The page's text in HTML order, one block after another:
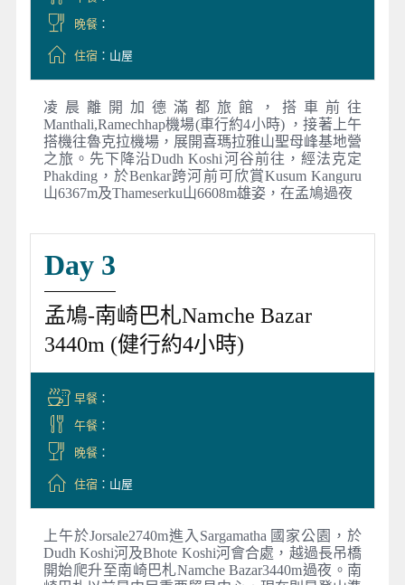
晚餐：
住宿：山屋
凌晨離開加德滿都旅館，搭車前往
Manthali,Ramechhap機場(車行約4小時) ，接著上午
搭機往魯克拉機場，展開喜瑪拉雅山聖母峰基地營
之旅。先下降沿Dudh Koshi河谷前往，經法克定
Phakding，於Benkar跨河前可欣賞Kusum Kanguru
山6367m及Thameserku山6608m雄姿，在孟鳩過夜
Day 3
孟鳩-南崎巴札Namche Bazar
3440m (健行約4小時)
早餐：
午餐：
晚餐：
住宿：山屋
上午於Jorsale2740m進入Sargamatha 國家公園，於
Dudh Koshi河及Bhote Koshi河會合處，越過長吊橋
開始爬升至南崎巴札Namche Bazar3440m過夜。南